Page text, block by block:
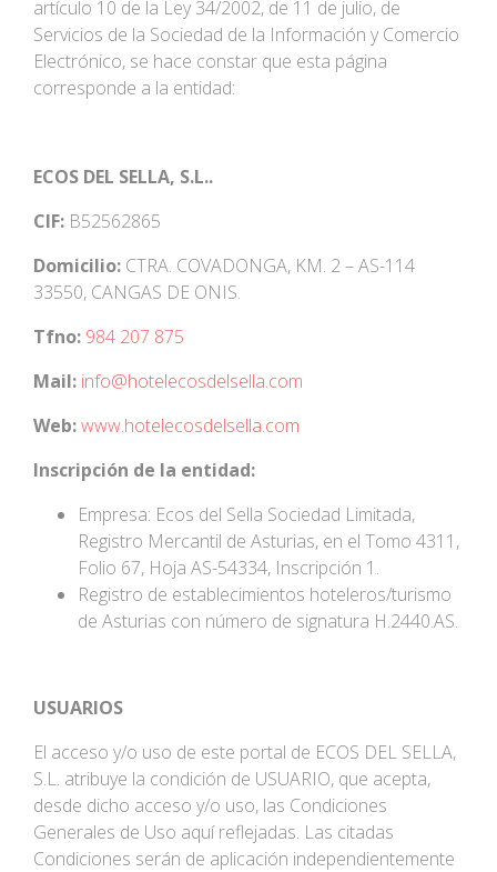
artículo 10 de la Ley 34/2002, de 11 de julio, de
Servicios de la Sociedad de la Información y Comercio
Electrónico, se hace constar que esta página
corresponde a la entidad:
ECOS DEL SELLA, S.L..
CIF: B52562865
Domicilio: CTRA. COVADONGA, KM. 2 – AS-114
33550, CANGAS DE ONIS.
Tfno: 984 207 875
Mail: info@hotelecosdelsella.com
Web:www.hotelecosdelsella.com
Inscripción de la entidad:
Empresa: Ecos del Sella Sociedad Limitada,
Registro Mercantil de Asturias, en el Tomo 4311,
Folio 67, Hoja AS-54334, Inscripción 1.
Registro de establecimientos hoteleros/turismo
de Asturias con número de signatura H.2440.AS.
USUARIOS
El acceso y/o uso de este portal de ECOS DEL SELLA,
S.L. atribuye la condición de USUARIO, que acepta,
desde dicho acceso y/o uso, las Condiciones
Generales de Uso aquí reflejadas. Las citadas
Condiciones serán de aplicación independientemente